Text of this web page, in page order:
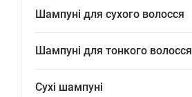
Шампуні для сухого волосся
Шампуні для тонкого волосся
Сухі шампуні